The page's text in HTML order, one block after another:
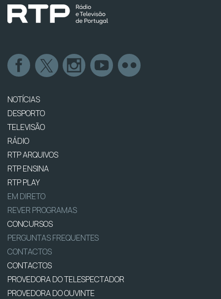
NOTÍCIAS
DESPORTO
TELEVISÃO
RÁDIO
RTP ARQUIVOS
RTP ENSINA
RTP PLAY
EM DIRETO
REVER PROGRAMAS
CONCURSOS
PERGUNTAS FREQUENTES
CONTACTOS
CONTACTOS
PROVEDORA DO TELESPECTADOR
PROVEDORA DO OUVINTE